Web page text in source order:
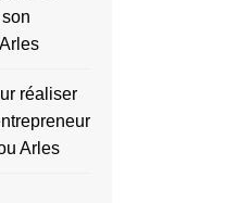
réaliser
Arles